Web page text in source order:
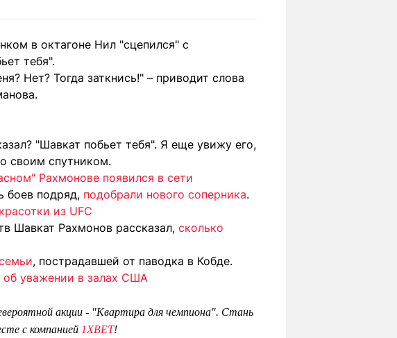
в октагоне Нил "сцепился" с
тебя".
Нет? Тогда заткнись!" – приводит слова
"Шавкат побьет тебя". Я еще увижу его,
своим спутником.
Рахмонове появился в сети
боев подряд, подобрали нового соперника.
из UFC
Шавкат Рахмонов рассказал, сколько
, пострадавшей от паводка в Кобде.
об уважении в залах США
акции - "Квартира для чемпиона". Стань
с компанией 1XBET!